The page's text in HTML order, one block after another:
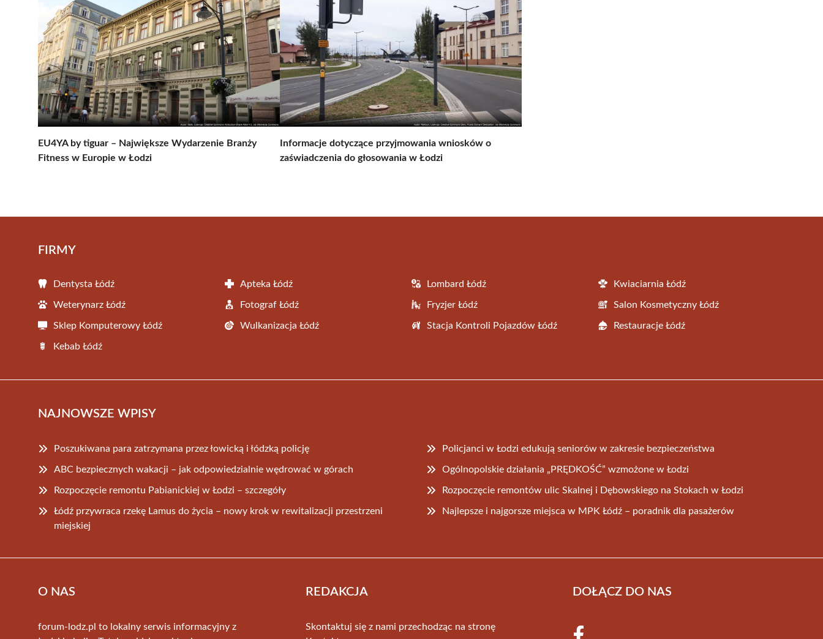
EU4YA by tiguar – Największe Wydarzenie Branży
Fitness w Europie w Łodzi
Informacje dotyczące przyjmowania wniosków o
zaświadczenia do głosowania w Łodzi
FIRMY
Dentysta Łódź Apteka Łódź Lombard Łódź Kwiaciarnia Łódź
Weterynarz Łódź Fotograf Łódź Fryzjer Łódź Salon Kosmetyczny Łódź
Sklep Komputerowy Łódź Wulkanizacja Łódź Stacja Kontroli Pojazdów Łódź Restauracje Łódź
Kebab Łódź
NAJNOWSZE WPISY
Poszukiwana para zatrzymana przez łowicką i łódzką policję Policjanci w Łodzi edukują seniorów w zakresie bezpieczeństwa
ABC bezpiecznych wakacji – jak odpowiedzialnie wędrować w górach Ogólnopolskie działania „PRĘDKOŚĆ” wzmożone w Łodzi
Rozpoczęcie remontu Pabianickiej w Łodzi – szczegóły Rozpoczęcie remontów ulic Skalnej i Dębowskiego na Stokach w Łodzi
Łódź przywraca rzekę Lamus do życia – nowy krok w rewitalizacji przestrzeni
miejskiej
Najlepsze i najgorsze miejsca w MPK Łódź – poradnik dla pasażerów
O NAS
forum-lodz.pl to lokalny serwis informacyjny z
REDAKCJA
Skontaktuj się z nami przechodząc na stronę
DOŁĄCZ DO NAS